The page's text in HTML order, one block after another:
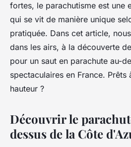
fortes, le parachutisme est une
qui se vit de manière unique
pratiquée. Dans cet article,
dans les airs, à la découverte
pour un saut en parachute au-
spectaculaires en France. Prêts
hauteur ?
Découvrir le
dessus de la Côte